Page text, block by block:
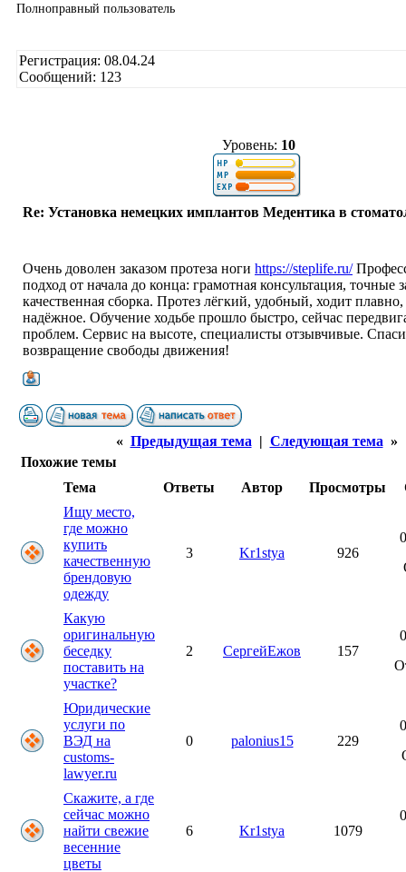
Полноправный пользователь
Регистрация: 08.04.24
Сообщений: 123
Уровень: 10
Re: Установка немецких имплантов Медентика в
Очень доволен заказом протеза ноги https://steplife.ru/
подход от начала до конца: грамотная консультация, точные
качественная сборка. Протез лёгкий, удобный, ходит
надёжное. Обучение ходьбе прошло быстро, сейчас
проблем. Сервис на высоте, специалисты отзывчивые.
возвращение свободы движения!
« Предыдущая тема | Следующая тема »
Похожие темы
Тема
Ответы Автор Просмотры
Ищу место,
где можно
купить
качественную
брендовую
одежду
3 Kr1stya 926
Какую
оригинальную
беседку
поставить на
участке?
2 СергейЕжов 157
Юридические
услуги по
ВЭД на
customs-
lawyer.ru
0 palonius15 229
Скажите, а где
сейчас можно
найти свежие
весенние
цветы
6 Kr1stya 1079